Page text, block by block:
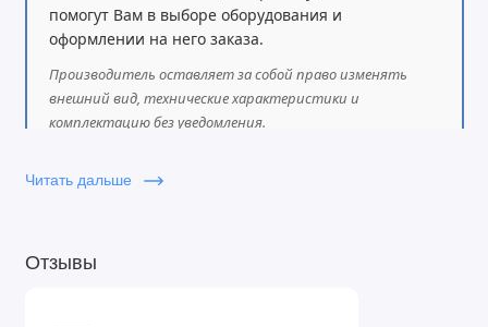
помогут Вам в выборе оборудования и
оформлении на него заказа.
Производитель оставляет за собой право изменять
внешний вид, технические характеристики и
комплектацию без уведомления.
Читать дальше
Отзывы